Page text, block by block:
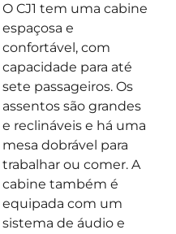
O CJ1 tem uma cabine
espaçosa e
confortável, com
capacidade para até
sete passageiros. Os
assentos são grandes
e reclináveis e há uma
mesa dobrável para
trabalhar ou comer. A
cabine também é
equipada com um
sistema de áudio e